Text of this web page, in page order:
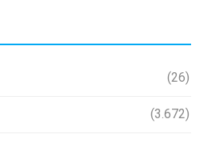
(26)
(3.672)